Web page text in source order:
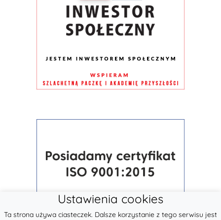
Ustawienia cookies
Ta strona używa ciasteczek. Dalsze korzystanie z tego serwisu jest